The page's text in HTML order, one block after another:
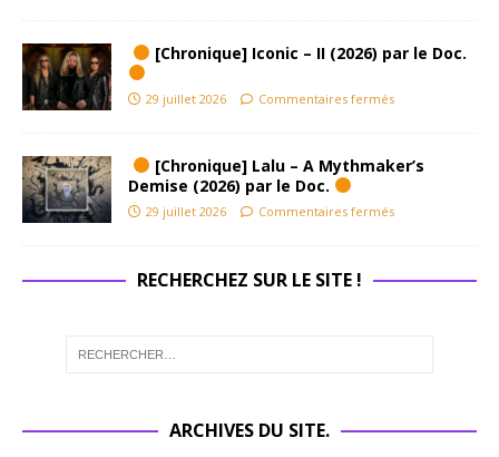
[Chronique] Iconic – II (2026) par le Doc.
29 juillet 2026 Commentaires fermés
[Chronique] Lalu – A Mythmaker’s
Demise (2026) par le Doc.
29 juillet 2026 Commentaires fermés
RECHERCHEZ SUR LE SITE !
ARCHIVES DU SITE.